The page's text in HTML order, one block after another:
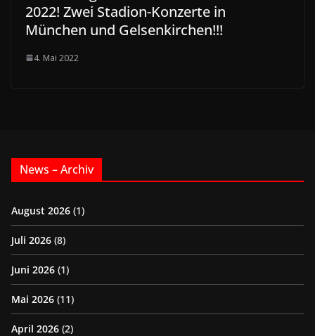
2022! Zwei Stadion-Konzerte in
München und Gelsenkirchen!!!
4. Mai 2022
News – Archiv
August 2026 (1)
Juli 2026 (8)
Juni 2026 (1)
Mai 2026 (11)
April 2026 (2)